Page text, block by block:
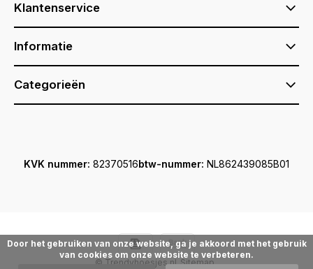
Klantenservice
Informatie
Categorieën
KVK nummer: 82370516btw-nummer: NL862439085B01
© Trendyhoesjes.nl Sitemap
Door het gebruiken van onze website, ga je akkoord met het gebruik
van cookies om onze website te verbeteren.